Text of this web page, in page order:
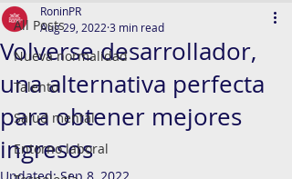
All Posts
Nueva normalidad
Talento
Salud mental
Entorno laboral
Volverse desarrollador,
una alternativa perfecta
para obtener mejores
ingresos
RoninPR
Aug 29, 2022 3 min read